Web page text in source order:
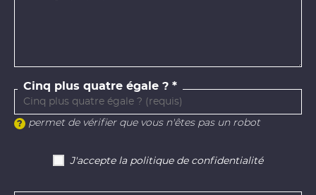
Cinq plus quatre égale ?
permet de vérifier que vous n'êtes pas un robot
J'accepte la politique de confidentialité